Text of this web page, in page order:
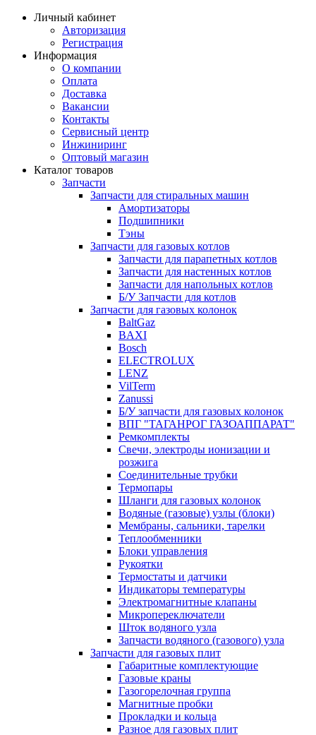
Личный кабинет
Авторизация
Регистрация
Информация
О компании
Оплата
Доставка
Вакансии
Контакты
Сервисный центр
Инжиниринг
Оптовый магазин
Каталог товаров
Запчасти
Запчасти для стиральных машин
Амортизаторы
Подшипники
Тэны
Запчасти для газовых котлов
Запчасти для парапетных котлов
Запчасти для настенных котлов
Запчасти для напольных котлов
Б/У Запчасти для котлов
Запчасти для газовых колонок
BaltGaz
BAXI
Bosch
ELECTROLUX
LENZ
VilTerm
Zanussi
Б/У запчасти для газовых колонок
ВПГ "ТАГАНРОГ ГАЗОАППАРАТ"
Ремкомплекты
Свечи, электроды ионизации и
розжига
Соединительные трубки
Термопары
Шланги для газовых колонок
Водяные (газовые) узлы (блоки)
Мембраны, сальники, тарелки
Теплообменники
Блоки управления
Рукоятки
Термостаты и датчики
Индикаторы температуры
Электромагнитные клапаны
Микропереключатели
Шток водяного узла
Запчасти водяного (газового) узла
Запчасти для газовых плит
Габаритные комплектующие
Газовые краны
Газогорелочная группа
Магнитные пробки
Прокладки и кольца
Разное для газовых плит